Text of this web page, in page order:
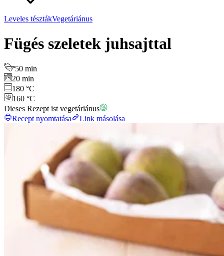
Leveles tésztákVegetáriánus
Fügés szeletek juhsajttal
50 min
20 min
180 °C
160 °C
Dieses Rezept ist vegetáriánus
Recept nyomtatása
Link másolása